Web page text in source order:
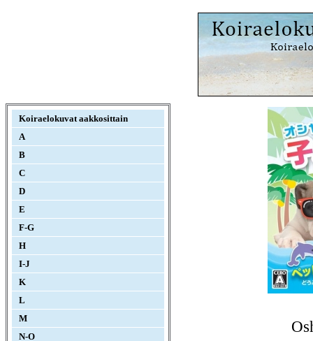
Koiraelokuvat aakkosittain
A
B
C
D
E
F-G
H
I-J
K
L
M
N-O